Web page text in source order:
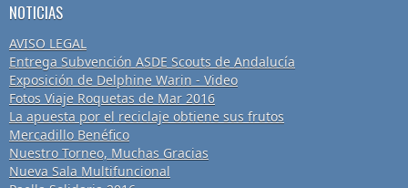
NOTICIAS
AVISO LEGAL
Entrega Subvención ASDE Scouts de Andalucía
Exposición de Delphine Warin - Video
Fotos Viaje Roquetas de Mar 2016
La apuesta por el reciclaje obtiene sus frutos
Mercadillo Benéfico
Nuestro Torneo, Muchas Gracias
Nueva Sala Multifuncional